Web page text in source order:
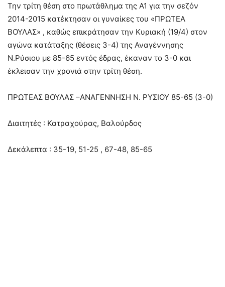
Την τρίτη θέση στο πρωτάθλημα της Α1 για την σεζόν
2014-2015 κατέκτησαν οι γυναίκες του «ΠΡΩΤΕΑ
ΒΟΥΛΑΣ» , καθώς επικράτησαν την Κυριακή (19/4) στον
αγώνα κατάταξης (θέσεις 3-4) της Αναγέννησης
Ν.Ρύσιου με 85-65 εντός έδρας, έκαναν το 3-0 και
έκλεισαν την χρονιά στην τρίτη θέση.
ΠΡΩΤΕΑΣ ΒΟΥΛΑΣ –ΑΝAΓΕΝΝΗΣΗ Ν. ΡΥΣΙΟΥ 85-65 (3-0)
Διαιτητές : Κατραχούρας, Βαλούρδος
Δεκάλεπτα : 35-19, 51-25 , 67-48, 85-65